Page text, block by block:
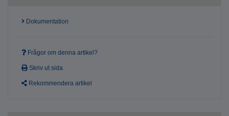
Dokumentation
Frågor om denna artikel?
Skriv ut sida
Rekommendera artikel